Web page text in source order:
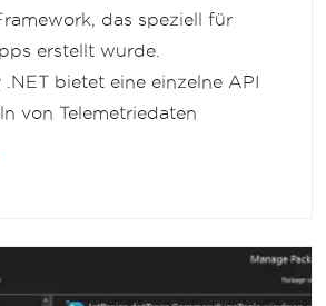
das speziell für
erstellt wurde.
.NET bietet eine einzelne API
von Telemetriedaten